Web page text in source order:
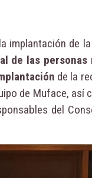
implantación de
de las personas
de la
de Muface, así
del